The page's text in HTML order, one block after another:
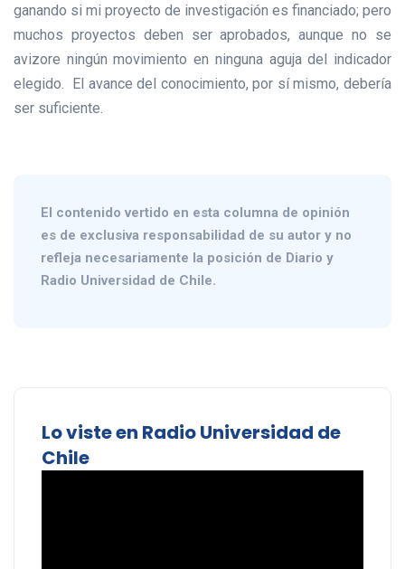
ganando si mi proyecto de investigación es financiado; pero
muchos proyectos deben ser aprobados, aunque no se
avizore ningún movimiento en ninguna aguja del indicador
elegido. El avance del conocimiento, por sí mismo, debería
ser suficiente.
El contenido vertido en esta columna de opinión
es de exclusiva responsabilidad de su autor y no
refleja necesariamente la posición de Diario y
Radio Universidad de Chile.
Lo viste en Radio Universidad de
Chile